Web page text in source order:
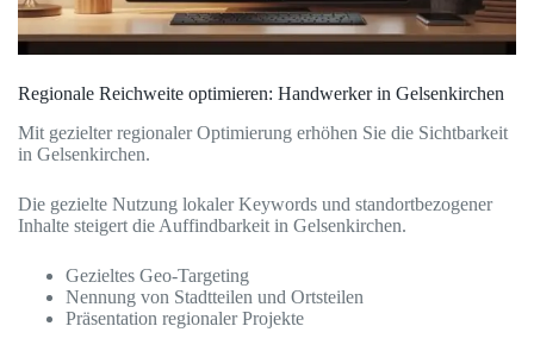
Regionale Reichweite optimieren: Handwerker in Gelsenkirchen
Mit gezielter regionaler Optimierung erhöhen Sie die Sichtbarkeit
in Gelsenkirchen.
Die gezielte Nutzung lokaler Keywords und standortbezogener
Inhalte steigert die Auffindbarkeit in Gelsenkirchen.
Gezieltes Geo-Targeting
Nennung von Stadtteilen und Ortsteilen
Präsentation regionaler Projekte